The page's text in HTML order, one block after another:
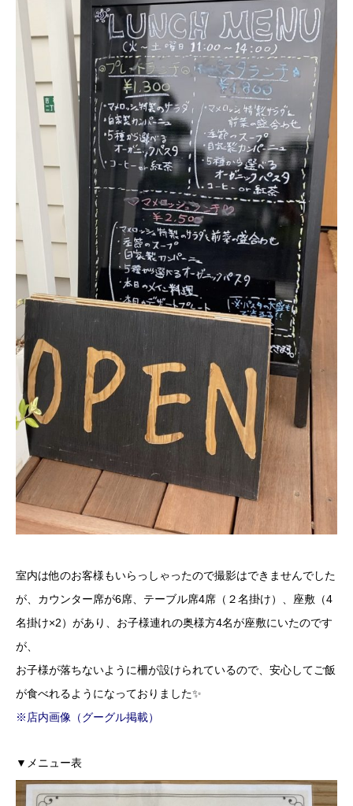
室内は他のお客様もいらっしゃったので撮影はできませんでした
が、カウンター席が6席、テーブル席4席（２名掛け）、座敷（4
名掛け×2）があり、お子様連れの奥様方4名が座敷にいたのです
が、
お子様が落ちないように柵が設けられているので、安心してご飯
が食べれるようになっておりました✨
※店内画像（グーグル掲載）
▼メニュー表